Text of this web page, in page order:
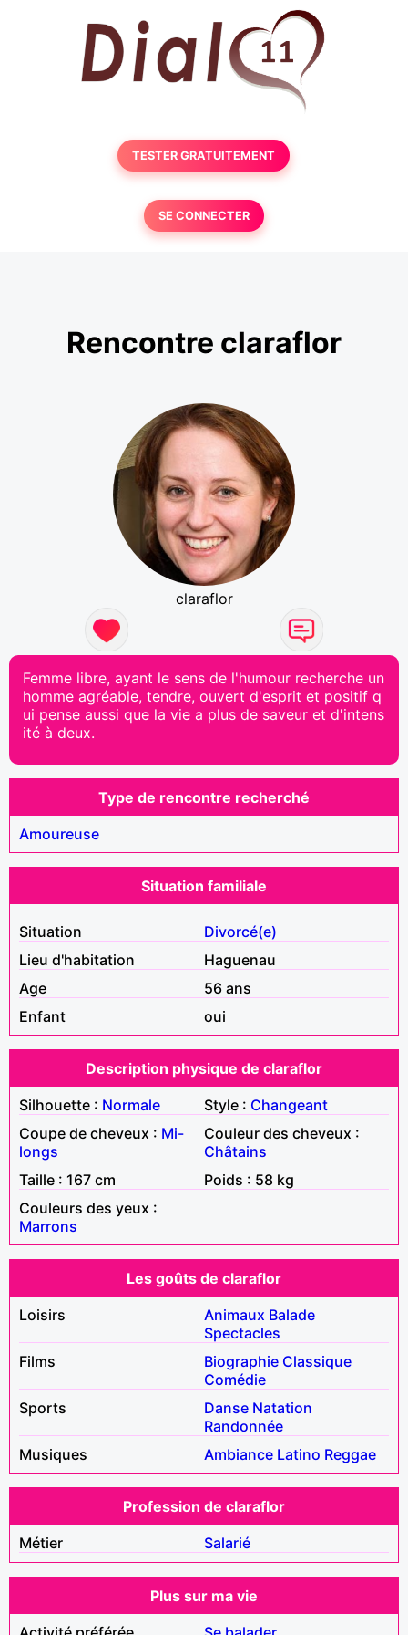
TESTER GRATUITEMENT
SE CONNECTER
Rencontre claraflor
claraflor
Femme libre, ayant le sens de l'humour recherche un
homme agréable, tendre, ouvert d'esprit et positif q
ui pense aussi que la vie a plus de saveur et d'intens
ité à deux.
Type de rencontre recherché
Amoureuse
Situation familiale
Situation
Divorcé(e)
Lieu d'habitation
Haguenau
Age
56 ans
Enfant
oui
Description physique de claraflor
Silhouette : Normale Style : Changeant
Coupe de cheveux : Mi-
longs
Couleur des cheveux :
Châtains
Taille : 167 cm
Poids : 58 kg
Couleurs des yeux :
Marrons
Les goûts de claraflor
Loisirs
Animaux Balade
Spectacles
Films
Biographie Classique
Comédie
Sports
Danse Natation
Randonnée
Musiques
Ambiance Latino Reggae
Profession de claraflor
Métier
Salarié
Plus sur ma vie